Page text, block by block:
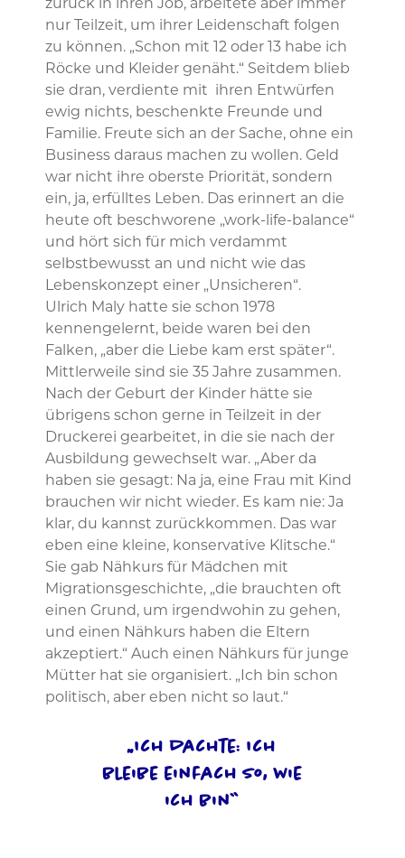
zurück in ihren Job, arbeitete aber immer
nur Teilzeit, um ihrer Leidenschaft folgen
zu können. „Schon mit 12 oder 13 habe ich
Röcke und Kleider genäht.“ Seitdem blieb
sie dran, verdiente mit ihren Entwürfen
ewig nichts, beschenkte Freunde und
Familie. Freute sich an der Sache, ohne ein
Business daraus machen zu wollen. Geld
war nicht ihre oberste Priorität, sondern
ein, ja, erfülltes Leben. Das erinnert an die
heute oft beschworene „work-life-balance“
und hört sich für mich verdammt
selbstbewusst an und nicht wie das
Lebenskonzept einer „Unsicheren“.
Ulrich Maly hatte sie schon 1978
kennengelernt, beide waren bei den
Falken, „aber die Liebe kam erst später“.
Mittlerweile sind sie 35 Jahre zusammen.
Nach der Geburt der Kinder hätte sie
übrigens schon gerne in Teilzeit in der
Druckerei gearbeitet, in die sie nach der
Ausbildung gewechselt war. „Aber da
haben sie gesagt: Na ja, eine Frau mit Kind
brauchen wir nicht wieder. Es kam nie: Ja
klar, du kannst zurückkommen. Das war
eben eine kleine, konservative Klitsche.“
Sie gab Nähkurs für Mädchen mit
Migrationsgeschichte, „die brauchten oft
einen Grund, um irgendwohin zu gehen,
und einen Nähkurs haben die Eltern
akzeptiert.“ Auch einen Nähkurs für junge
Mütter hat sie organisiert. „Ich bin schon
politisch, aber eben nicht so laut.“
„Ich dachte: Ich
bleibe einfach so, wie
ich bin“